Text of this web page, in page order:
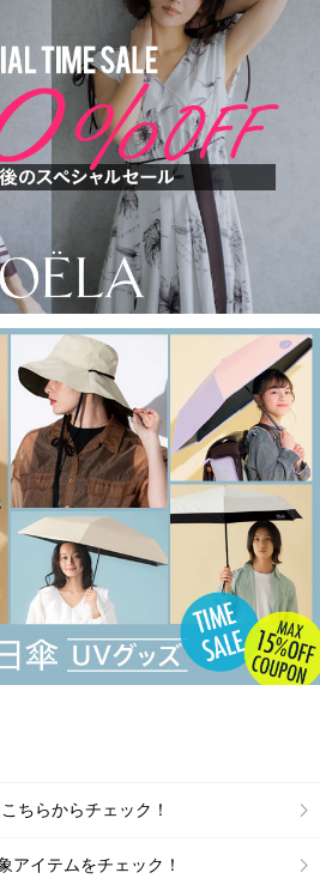
ちらからチェック！
アイテムをチェック！